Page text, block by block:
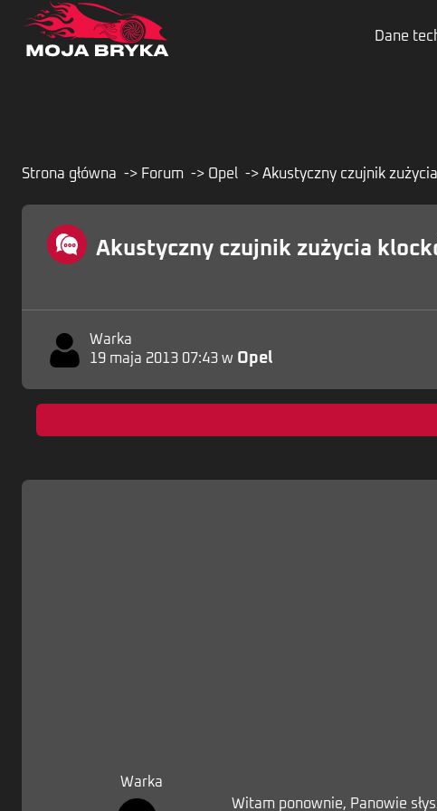
Dane
Strona główna Forum Opel Akustyczny czujnik
Akustyczny czujnik zużycia
Warka
19 maja 2013 07:43 w Opel
Warka
Witam ponownie, Panowie